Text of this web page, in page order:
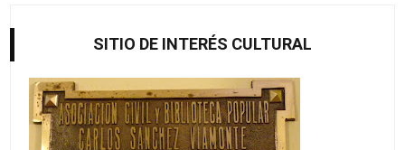
SITIO DE INTERÉS CULTURAL